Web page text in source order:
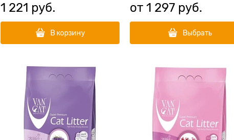
1 221 руб.
В корзину
от 1 297 руб.
Выбрать